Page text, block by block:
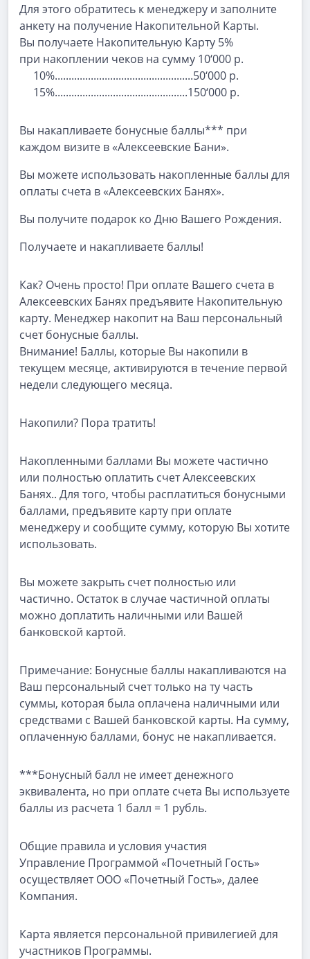
Для этого обратитесь к менеджеру и заполните
анкету на получение Накопительной Карты.
Вы получаете Накопительную Карту 5%
при накоплении чеков на сумму 10‘000 р.
10%..................................................50‘000 р.
15%................................................150‘000 р.
Вы накапливаете бонусные баллы*** при
каждом визите в «Алексеевские Бани».
Вы можете использовать накопленные баллы для
оплаты счета в «Алексеевских Банях».
Вы получите подарок ко Дню Вашего Рождения.
Получаете и накапливаете баллы!
Как? Очень просто! При оплате Вашего счета в
Алексеевских Банях предъявите Накопительную
карту. Менеджер накопит на Ваш персональный
счет бонусные баллы.
Внимание! Баллы, которые Вы накопили в
текущем месяце, активируются в течение первой
недели следующего месяца.
Накопили? Пора тратить!
Накопленными баллами Вы можете частично
или полностью оплатить счет Алексеевских
Банях.. Для того, чтобы расплатиться бонусными
баллами, предъявите карту при оплате
менеджеру и сообщите сумму, которую Вы хотите
использовать.
Вы можете закрыть счет полностью или
частично. Остаток в случае частичной оплаты
можно доплатить наличными или Вашей
банковской картой.
Примечание: Бонусные баллы накапливаются на
Ваш персональный счет только на ту часть
суммы, которая была оплачена наличными или
средствами с Вашей банковской карты. На сумму,
оплаченную баллами, бонус не накапливается.
***Бонусный балл не имеет денежного
эквивалента, но при оплате счета Вы используете
баллы из расчета 1 балл = 1 рубль.
Общие правила и условия участия
Управление Программой «Почетный Гость»
осуществляет ООО «Почетный Гость», далее
Компания.
Карта является персональной привилегией для
участников Программы.